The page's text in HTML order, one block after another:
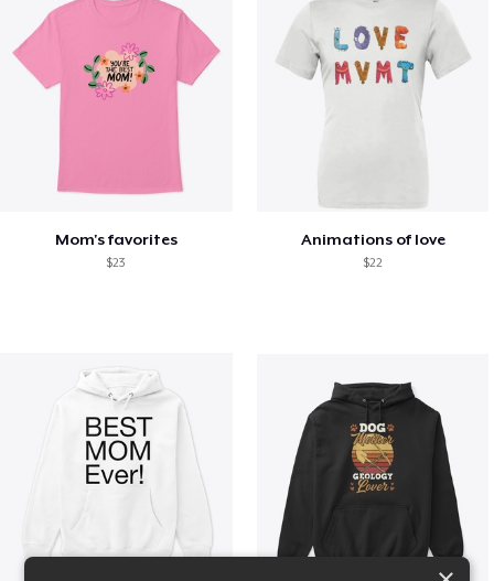
Mom's favorites
$23
Animations of love
$22